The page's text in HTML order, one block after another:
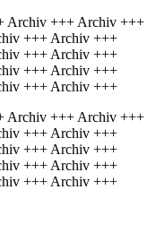
Archiv +++ Archiv +++
+++ Archiv +++
+++ Archiv +++
+++ Archiv +++
+++ Archiv +++
Archiv +++ Archiv +++
+++ Archiv +++
+++ Archiv +++
+++ Archiv +++
+++ Archiv +++